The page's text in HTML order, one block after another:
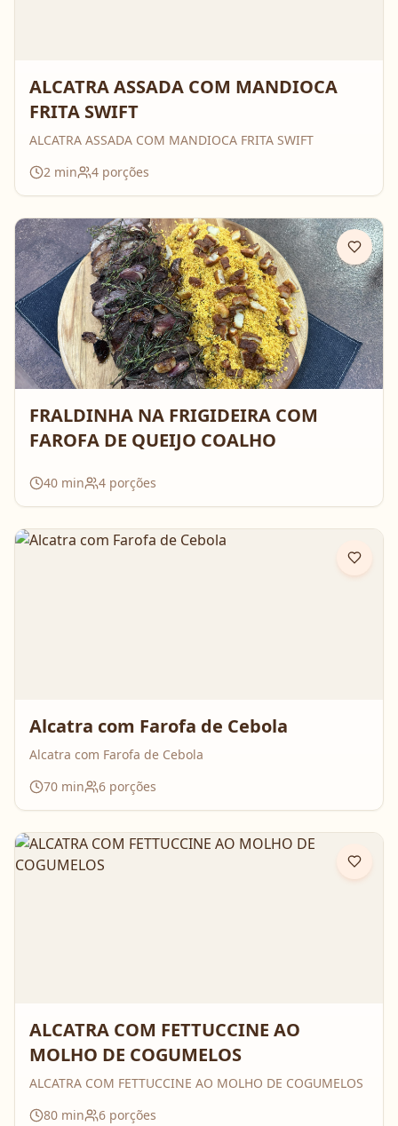
ALCATRA ASSADA COM MANDIOCA
FRITA SWIFT
ALCATRA ASSADA COM MANDIOCA FRITA SWIFT
2 min 4 porções
FRALDINHA NA FRIGIDEIRA COM
FAROFA DE QUEIJO COALHO
40 min 4 porções
Alcatra com Farofa de Cebola
Alcatra com Farofa de Cebola
70 min 6 porções
ALCATRA COM FETTUCCINE AO
MOLHO DE COGUMELOS
ALCATRA COM FETTUCCINE AO MOLHO DE COGUMELOS
80 min 6 porções